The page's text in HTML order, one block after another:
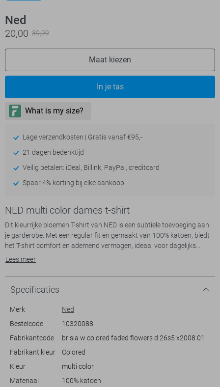
Ned
20,00 39,99
Maat kiezen
In je tas
Lage verzendkosten | Gratis vanaf €95,-
21 dagen bedenktijd
Veilig betalen: iDeal, Billink, PayPal, creditcard
Spaar 4% korting bij elke aankoop
NED multi color dames t-shirt
Dit kleurrijke bloemen T-shirt van NED is een subtiele toevoeging aan
je garderobe. Met een regular fit en gemaakt van 100% katoen, biedt
het T-shirt comfort en ademend vermogen, ideaal voor dagelijks
gebruik. De levendige bloemenprint voegt speelsheid toe aan je outfit,
informele gelegenheden of een ontspannen dag buitenshuis.
Met zijn korte mouwen en normale lengte is dit T-shirt geschikt voor
zowel het warme seizoen als gelaagd onder een jasje. De casual stijl
voor een frisse, zomerse look. Of je nu een dagje gaat shoppen of een
ontspannen lunch hebt, dit NED T-shirt zorgt voor een stijlvolle
uitstraling die je gemakkelijk kunt dragen.
Lees meer
Specificaties
Merk
Ned
Bestelcode
10320088
Fabrikantcode
brisia w colored faded flowers d 26s5 x2008 01
Fabrikant kleur
Colored
Kleur
multi color
Materiaal
100% katoen